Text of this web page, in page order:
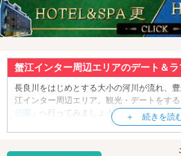
蟹江インター周辺エリアのデート＆
長良川をはじめとする大小の河川が流れ、
江インター周辺エリア。観光・デートをす
公園
」へ行ってみましょう。天王川公園に
が“丸池”として残り、春には桜、初夏には
から5月上旬にかけて咲く藤の藤棚は規模も